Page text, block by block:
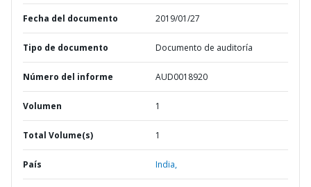
Fecha del documento 2019/01/27
Tipo de documento Documento de auditoría
Número del informe AUD0018920
Volumen 1
Total Volume(s) 1
País India,